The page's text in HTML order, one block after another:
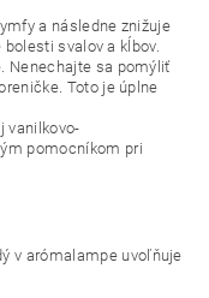
a následne znižuje
svalov a kĺbov.
Nenechajte sa pomýliť
Toto je úplne
vanilkovo-
pomocníkom pri
v arómalampe uvoľňuje